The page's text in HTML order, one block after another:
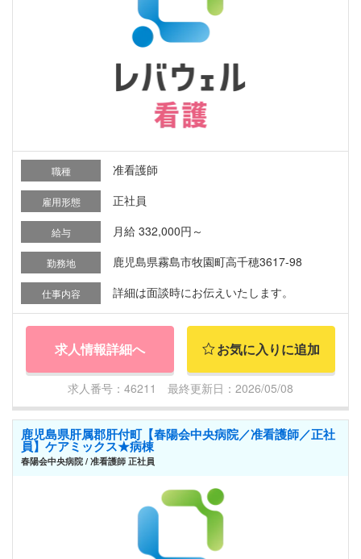
職種 准看護師
雇用形態 正社員
給与 月給 332,000円～
勤務地 鹿児島県霧島市牧園町高千穂3617-98
仕事内容 詳細は面談時にお伝えいたします。
求人情報詳細へ お気に入りに追加
求人番号：46211 最終更新日：2026/05/08
鹿児島県肝属郡肝付町【春陽会中央病院／准看護師／正社
員】ケアミックス★病棟
春陽会中央病院 / 准看護師 正社員